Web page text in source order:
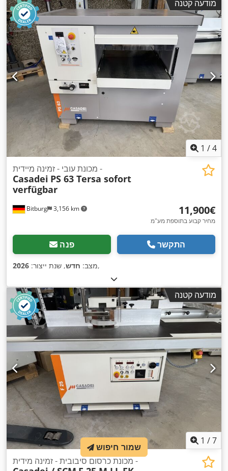
מודעה קטנה
1 /4
Bitburg 3,156 km
מכונת עובי - זמינה מיידית -
Casadei PS 63 Tersa sofort
verfügbar
‏11,900 ‏€
מחיר קבוע בתוספת מע"מ
פנה התקשר
מצב: חדש, שנת ייצור: 2026 ,
מודעה קטנה
1 /7
מכונת כרסום סיבובית - זמינה מידית -
שמור חיפוש